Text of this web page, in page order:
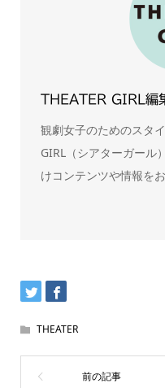
THEATER GIRL編
観劇女子のためのスタ
GIRL（シアターガール
けコンテンツや情報をお
THEATER